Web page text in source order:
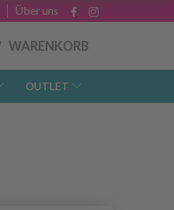
Über uns
WARENKORB
OUTLET